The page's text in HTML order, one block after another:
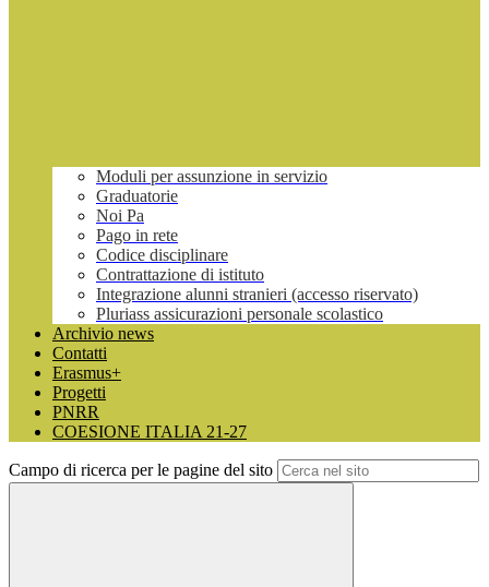
Moduli per assunzione in servizio
Graduatorie
Noi Pa
Pago in rete
Codice disciplinare
Contrattazione di istituto
Integrazione alunni stranieri (accesso riservato)
Pluriass assicurazioni personale scolastico
Archivio news
Contatti
Erasmus+
Progetti
PNRR
COESIONE ITALIA 21-27
Campo di ricerca per le pagine del sito